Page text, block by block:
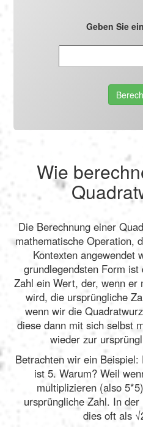
Geben Sie
Wie
Die Berechnung einer
mathematische Operation,
Kontexten angewendet
grundlegendsten Form
Zahl ein Wert, der, wenn
wird, die ursprüngliche
wenn wir die
diese dann mit sich selbst
wieder zur
Betrachten wir ein
ist 5. Warum? Weil
multiplizieren (also
ursprüngliche Zahl. In
dies oft als